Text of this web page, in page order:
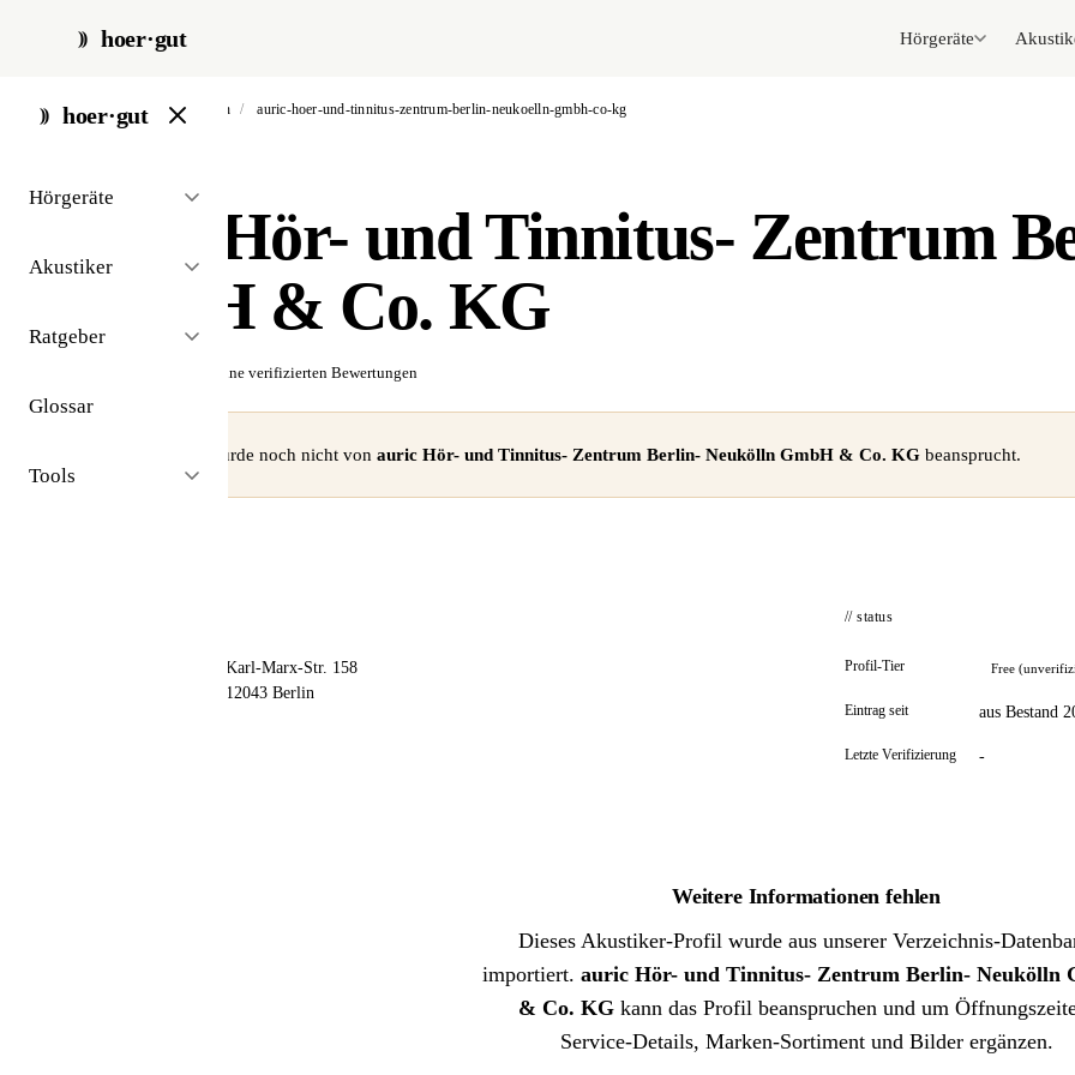
hoer·gut Hörgeräte
hoer·gut
Hörgeräte
Akustiker
Ratgeber
Glossar
Tools
start / akustiker / berlin / auric-hoer-und-tinnitus-zentrum-berlin-neukoelln-gmbh-co-kg
auric Hör- und Tinnitus- Zentrum
GmbH & Co. KG
Noch keine verifizierten Bewertungen
⚠ Dieses Profil wurde noch nicht von auric Hör- und Tinnitus- Zentrum Berlin- Neukölln GmbH & Co. KG beansprucht.
Karl-Marx-Str. 158
12043 Berlin
// status
Profil-Tier Free
Eintrag seit aus Bestand
Letzte Verifizierung -
Weitere Informationen fehlen
Dieses Akustiker-Profil wurde aus unserer Verzeichnis-
importiert. auric Hör- und Tinnitus- Zentrum Berlin- Neukölln
& Co. KG kann das Profil beanspruchen und um
Service-Details, Marken-Sortiment und Bilder ergänzen.